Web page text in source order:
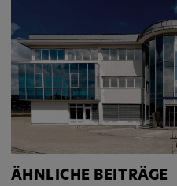
ÄHNLICHE BEITRÄGE
Externe Medien
Zweck:
Alle Cookies der
Medien"
Statistik